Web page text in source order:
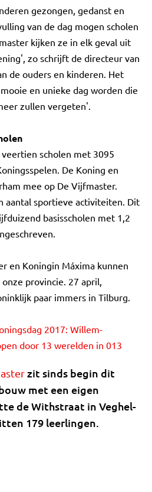
gezongen, gedanst en
van de dag mogen scholen
kijken ze in elk geval uit
zo schrijft de directeur van
de ouders en kinderen. Het
en unieke dag worden die
zullen vergeten'.
scholen met 3095
De Koning en
mee op De Vijfmaster.
aantal sportieve activiteiten. Dit
basisscholen met 1,2
en Koningin Máxima kunnen
provincie. 27 april,
paar immers in Tilburg.
2017: Willem-
door 13 werelden in 013
zit sinds begin dit
met een eigen
de Withstraat in Veghel-
179 leerlingen.